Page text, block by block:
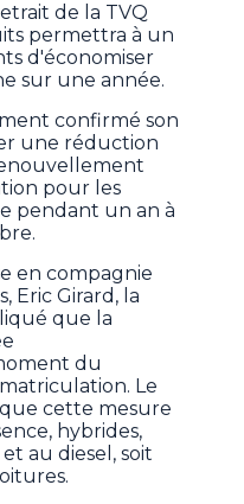
de la TVQ
permettra à un
d'économiser
sur une année.
confirmé son
une réduction
pour les
pendant un an à
en compagnie
Eric Girard, la
que la
du
Le
cette mesure
hybrides,
au diesel, soit